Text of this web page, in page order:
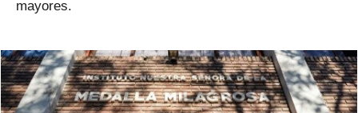
mayores.